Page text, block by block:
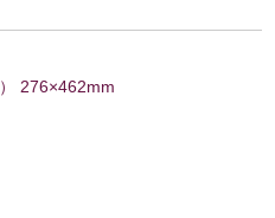
） 276×462mm